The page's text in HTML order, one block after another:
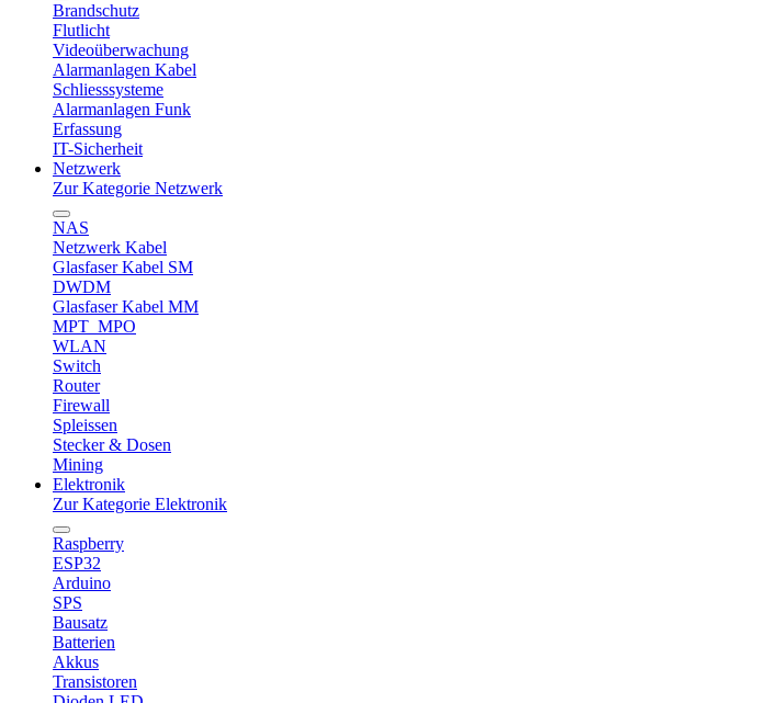
Brandschutz
Flutlicht
Videoüberwachung
Alarmanlagen Kabel
Schliesssysteme
Alarmanlagen Funk
Erfassung
IT-Sicherheit
Netzwerk
Zur Kategorie Netzwerk
NAS
Netzwerk Kabel
Glasfaser Kabel SM
DWDM
Glasfaser Kabel MM
MPT_MPO
WLAN
Switch
Router
Firewall
Spleissen
Stecker & Dosen
Mining
Elektronik
Zur Kategorie Elektronik
Raspberry
ESP32
Arduino
SPS
Bausatz
Batterien
Akkus
Transistoren